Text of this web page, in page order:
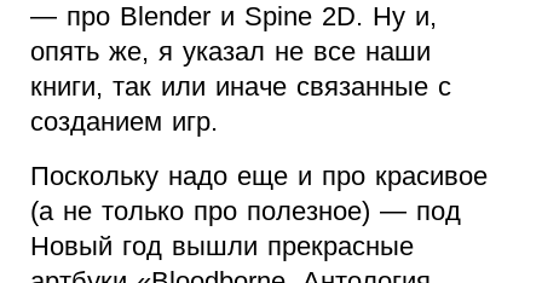
— про Blender и Spine 2D. Ну и,
опять же, я указал не все наши
книги, так или иначе связанные с
созданием игр.
Поскольку надо еще и про красивое
(а не только про полезное) — под
Новый год вышли прекрасные